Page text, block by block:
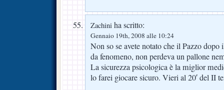
Zachini ha scritto:
Gennaio 19th, 2008 alle 10:24
Non so se avete notato che il Pazzo
da fenomeno, non perdeva un pallone
La sicurezza psicologica è la miglior
lo farei giocare sicuro. Vieri al 20′ del II